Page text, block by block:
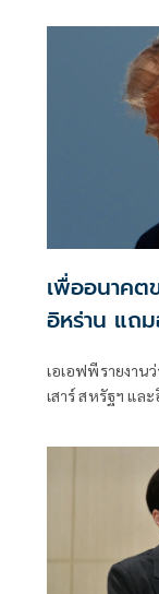
เพื่ออนาค
อิหร่าน แถ
เอเอฟพีรายงาน
เสาร์ สหรัฐฯ แล
เยื้อมาหลายเดือน